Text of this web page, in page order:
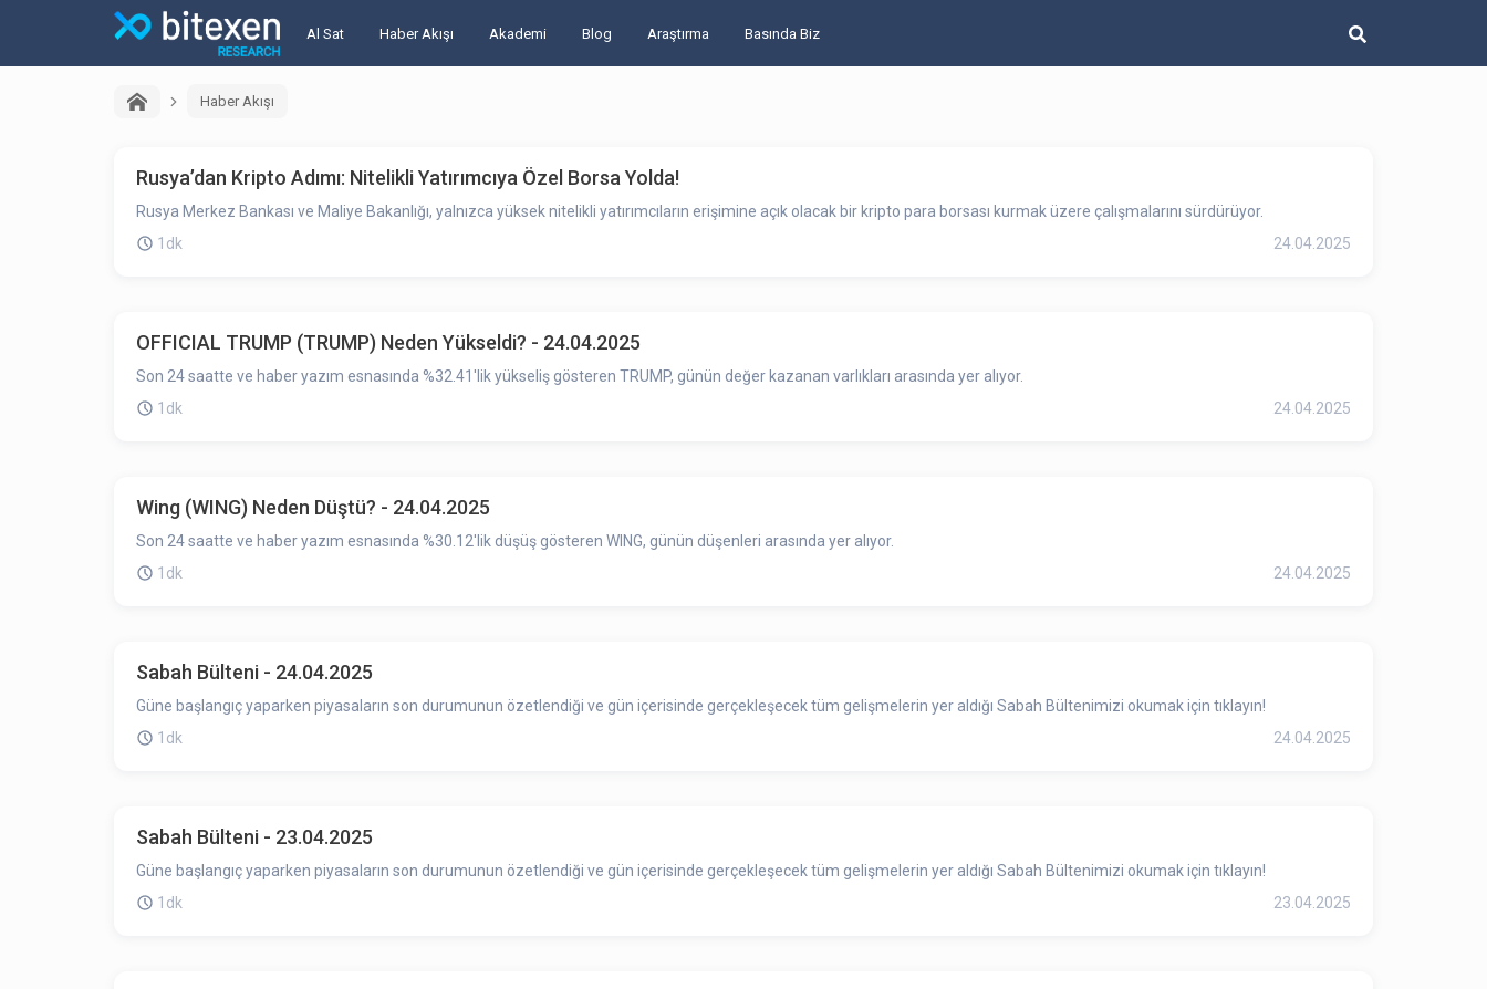
Al Sat Haber Akışı Akademi Blog Araştırma Basında Biz
Haber Akışı
Rusya’dan Kripto Adımı: Nitelikli Yatırımcıya Özel Borsa Yolda!
Rusya Merkez Bankası ve Maliye Bakanlığı, yalnızca yüksek nitelikli yatırımcıların erişimine açık olacak bir kripto para borsası kurmak üzere çalışmalarını sürdürüyor.
1dk
24.04.2025
OFFICIAL TRUMP (TRUMP) Neden Yükseldi? - 24.04.2025
Son 24 saatte ve haber yazım esnasında %32.41'lik yükseliş gösteren TRUMP, günün değer kazanan varlıkları arasında yer alıyor.
1dk
24.04.2025
Wing (WING) Neden Düştü? - 24.04.2025
Son 24 saatte ve haber yazım esnasında %30.12'lik düşüş gösteren WING, günün düşenleri arasında yer alıyor.
1dk
24.04.2025
Sabah Bülteni - 24.04.2025
Güne başlangıç yaparken piyasaların son durumunun özetlendiği ve gün içerisinde gerçekleşecek tüm gelişmelerin yer aldığı Sabah Bültenimizi okumak için tıklayın!
1dk
24.04.2025
Sabah Bülteni - 23.04.2025
Güne başlangıç yaparken piyasaların son durumunun özetlendiği ve gün içerisinde gerçekleşecek tüm gelişmelerin yer aldığı Sabah Bültenimizi okumak için tıklayın!
1dk
23.04.2025